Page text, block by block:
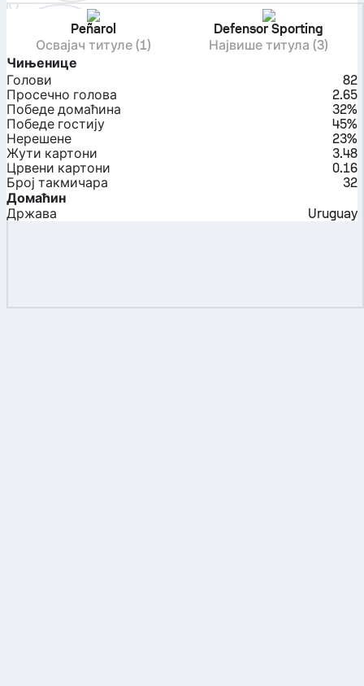
Peñarol
Освајач титуле (1)
Defensor Sporting
Највише титула (3)
Чињенице
Голови
82
Просечно голова
2.65
Победе домаћина
32%
Победе гостију
45%
Нерешене
23%
Жути картони
3.48
Црвени картони
0.16
Број такмичара
32
Домаћин
Држава
Uruguay